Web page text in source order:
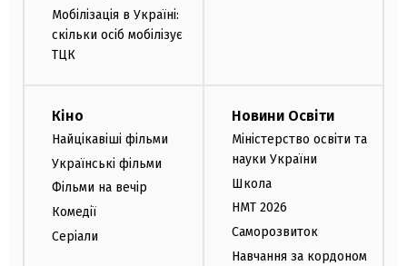
Мобілізація в Україні:
скільки осіб мобілізує
ТЦК
Кіно
Найцікавіші фільми
Українські фільми
Фільми на вечір
Комедії
Серіали
Новини Освіти
Міністерство освіти та
науки України
Школа
НМТ 2026
Саморозвиток
Навчання за кордоном